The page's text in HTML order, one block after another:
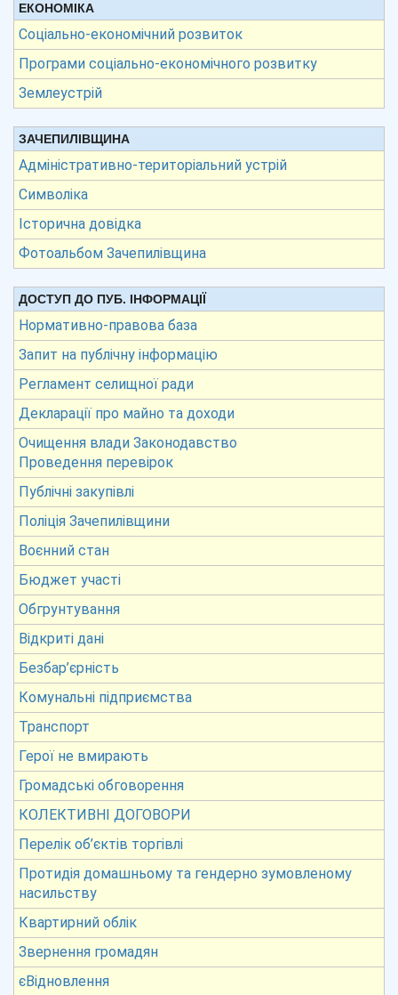
ЕКОНОМІКА
Соціально-економічний розвиток
Програми соціально-економічного розвитку
Землеустрій
ЗАЧЕПИЛІВЩИНА
Адміністративно-територіальний устрій
Символіка
Історична довідка
Фотоальбом Зачепилівщина
ДОСТУП ДО ПУБ. ІНФОРМАЦІЇ
Нормативно-правова база
Запит на публічну інформацію
Регламент селищної ради
Декларації про майно та доходи
Очищення влади Законодавство
Проведення перевірок
Публічні закупівлі
Поліція Зачепилівщини
Воєнний стан
Бюджет участі
Обгрунтування
Відкриті дані
Безбар’єрність
Комунальні підприємства
Транспорт
Герої не вмирають
Громадські обговорення
КОЛЕКТИВНІ ДОГОВОРИ
Перелік об’єктів торгівлі
Протидія домашньому та гендерно зумовленому
насильству
Квартирний облік
Звернення громадян
єВідновлення